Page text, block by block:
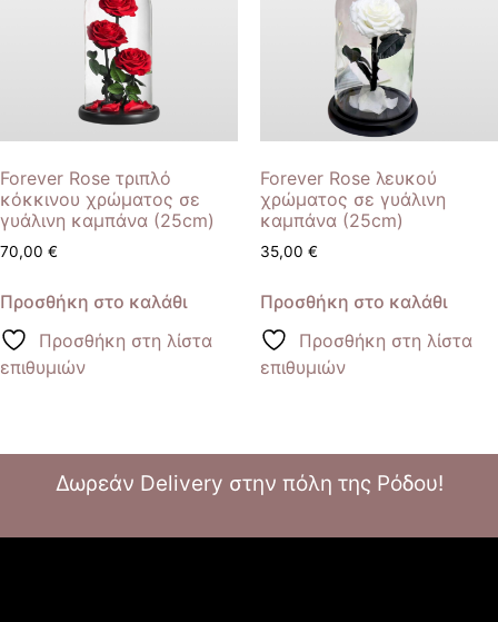
Forever Rose τριπλό
κόκκινου χρώματος σε
γυάλινη καμπάνα (25cm)
70,00 €
Προσθήκη στο καλάθι
Προσθήκη στη λίστα
επιθυμιών
Forever Rose λευκού
χρώματος σε γυάλινη
καμπάνα (25cm)
35,00 €
Προσθήκη στο καλάθι
Προσθήκη στη λίστα
επιθυμιών
Δωρεάν Delivery στην πόλη της Ρόδου!